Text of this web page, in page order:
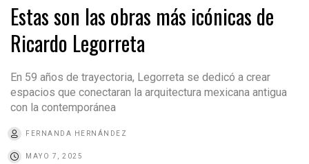
Estas son las obras más icónicas de
Ricardo Legorreta
En 59 años de trayectoria, Legorreta se dedicó a crear
espacios que conectaran la arquitectura mexicana antigua
con la contemporánea
FERNANDA HERNÁNDEZ
MAYO 7, 2025